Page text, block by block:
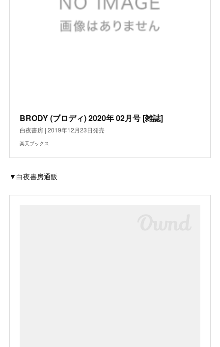
BRODY (ブロディ) 2020年 02月号 [雑誌]
白夜書房 | 2019年12月23日発売
楽天ブックス
▼白夜書房通販